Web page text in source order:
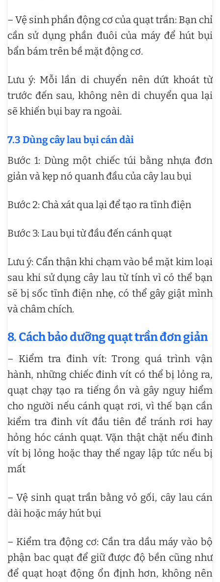
– Vệ sinh phần động cơ của quạt trần: Bạn chỉ
cần sử dụng phần đuôi của máy để hút bụi
bẩn bám trên bề mặt động cơ.
Lưu ý: Mỗi lần di chuyển nên dứt khoát từ
trước đến sau, không nên di chuyển qua lại
sẽ khiến bụi bay ra ngoài.
7.3 Dùng cây lau bụi cán dài
Bước 1: Dùng một chiếc túi bằng nhựa đơn
giản và kẹp nó quanh đầu của cây lau bụi
Bước 2: Chà xát qua lại để tạo ra tĩnh điện
Bước 3: Lau bụi từ đầu đến cánh quạt
Lưu ý: Cẩn thận khi chạm vào bề mặt kim loại
sau khi sử dụng cây lau từ tính vì có thể bạn
sẽ bị sốc tĩnh điện nhẹ, có thể gây giật mình
và châm chích.
8. Cách bảo dưỡng quạt trần đơn giản
– Kiểm tra đinh vít: Trong quá trình vận
hành, những chiếc đinh vít có thể bị lỏng ra,
quạt chạy tạo ra tiếng ồn và gây nguy hiểm
cho người nếu cánh quạt rơi, vì thế bạn cần
kiểm tra đinh vít đầu tiên để tránh rơi hay
hỏng hóc cánh quạt. Vặn thật chặt nếu đinh
vít bị lỏng hoặc thay thế ngay lập tức nếu bị
mất
– Vệ sinh quạt trần bằng vỏ gối, cây lau cán
dài hoặc máy hút bụi
– Kiểm tra động cơ: Cần tra dầu máy vào bộ
phận bac quạt để giữ được độ bền cũng như
để quạt hoạt động ổn định hơn, không nên